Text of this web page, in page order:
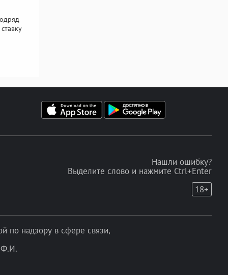
Нашли ошибку?
Выделите слово и нажмите Ctrl+Enter
18+
по надзору в сфере связи,
Ф.И.